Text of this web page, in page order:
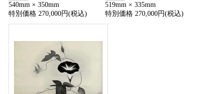
540mm × 350mm
特別価格 270,000円(税込)
519mm × 335mm
特別価格 270,000円(税込)